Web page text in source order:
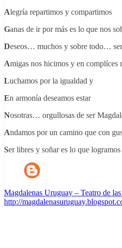
Alegría repartimos y compartimos
Ganas de ir por más es lo que nos
Deseos… muchos y sobre todo…
Amigas nos hicimos y en complíces
Luchamos por la igualdad y
En armonía deseamos estar
Nosotras… orgullosas de ser
Andamos por un camino que con
Ser libres y soñar es lo que logramos
Magdalenas Uruguay – Teatro de
http://